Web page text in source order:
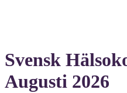
Svensk
Augusti 2026